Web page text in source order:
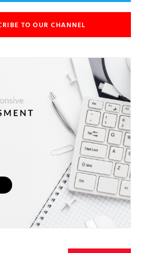
TO OUR CHANNEL